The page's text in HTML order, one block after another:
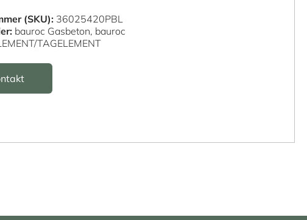
(SKU): 36025420PBL
bauroc Gasbeton, bauroc
TAGELEMENT